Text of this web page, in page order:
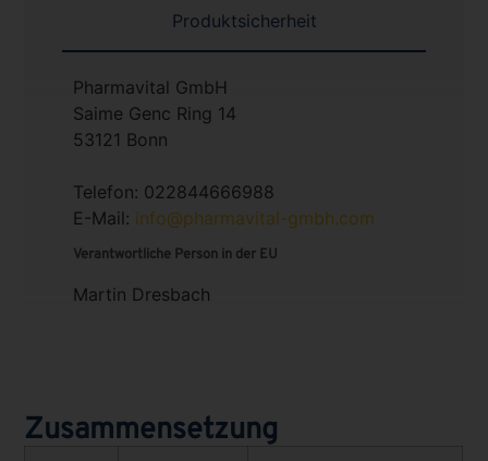
Produktsicherheit
Pharmavital GmbH
Saime Genc Ring 14
53121 Bonn
Telefon: 022844666988
E-Mail: info@pharmavital-gmbh.com
Verantwortliche Person in der EU
Martin Dresbach
Zusammensetzung